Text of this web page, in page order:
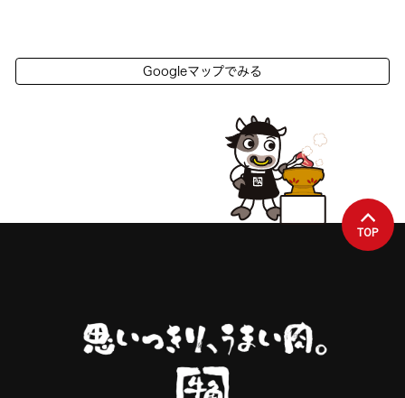
Googleマップでみる
TOP